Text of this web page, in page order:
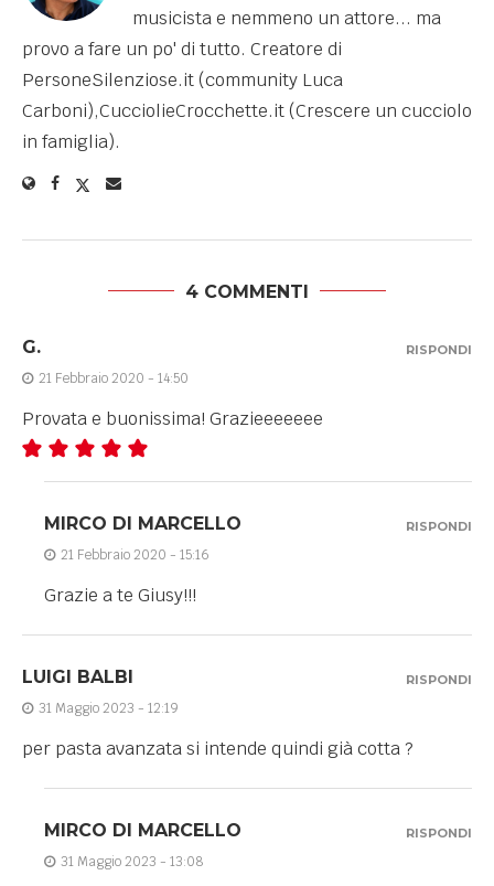
musicista e nemmeno un attore... ma
provo a fare un po' di tutto. Creatore di
PersoneSilenziose.it (community Luca
Carboni),CucciolieCrocchette.it (Crescere un cucciolo
in famiglia).
4 COMMENTI
G.
21 Febbraio 2020 - 14:50
Provata e buonissima! Grazieeeeeee
RISPONDI
MIRCO DI MARCELLO
21 Febbraio 2020 - 15:16
Grazie a te Giusy!!!
RISPONDI
LUIGI BALBI
31 Maggio 2023 - 12:19
per pasta avanzata si intende quindi già cotta ?
RISPONDI
MIRCO DI MARCELLO
31 Maggio 2023 - 13:08
RISPONDI